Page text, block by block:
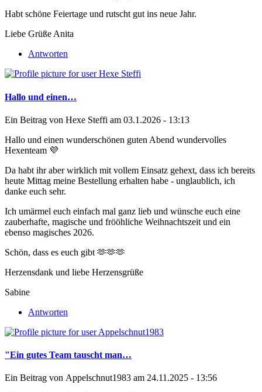
Habt schöne Feiertage und rutscht gut ins neue Jahr.
Liebe Grüße Anita
Antworten
Hallo und einen…
Ein Beitrag von Hexe Steffi am 03.1.2026 - 13:13
Hallo und einen wunderschönen guten Abend wundervolles
Hexenteam 💜
Da habt ihr aber wirklich mit vollem Einsatz gehext, dass ich bereits
heute Mittag meine Bestellung erhalten habe - unglaublich, ich
danke euch sehr.
Ich umärmel euch einfach mal ganz lieb und wünsche euch eine
zauberhafte, magische und frööhliche Weihnachtszeit und ein
ebenso magisches 2026.
Schön, dass es euch gibt 🫶🫶🫶
Herzensdank und liebe Herzensgrüße
Sabine
Antworten
"Ein gutes Team tauscht man…
Ein Beitrag von Appelschnut1983 am 24.11.2025 - 13:56